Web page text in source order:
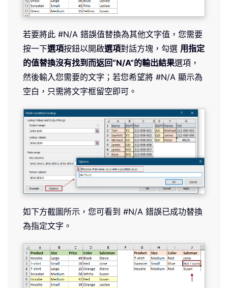
若要將此 #N/A 錯誤值替換為其他文字值，您需要
按一下選項按鈕以開啟選項對話方塊，勾選 用指定
的值替換沒有找到而返回“N/A”的輸出結果選項，
然後輸入您需要的文字；若您希望將 #N/A 顯示為
空白，只需將文字框留空即可。
如下方截圖所示，您可看到 #N/A 錯誤已成功替換
為指定文字。